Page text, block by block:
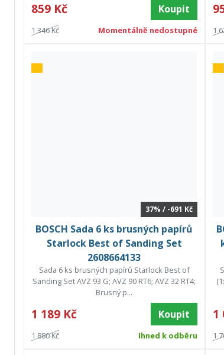
859 Kč Koupit
1 346 Kč Momentálně nedostupné 1
37% / -691 Kč
BOSCH Sada 6 ks brusných papírů
Starlock Best of Sanding Set
2608664133
Sada 6 ks brusných papírů Starlock Best of
Sanding Set AVZ 93 G; AVZ 90 RT6; AVZ 32 RT4;
Brusný p...
1 189 Kč Koupit
1 880 Kč Ihned k odběru
1
1